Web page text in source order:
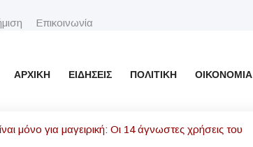
Επικοινωνία
ΑΡΧΙΚΉ ΕΙΔΉΣΕΙΣ ΠΟΛΙΤΙΚΉ ΟΙΚΟΝΟΜΊΑ
μόνο για μαγειρική: Οι 14 άγνωστες χρήσεις του